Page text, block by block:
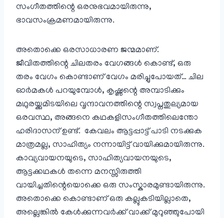
സംഗീതത്തിന്റെ ഒരനുഭവമായിരുന്നു,
ഭാവസംക്രമണമായിരുന്നു.
അതൊക്കെ ഒരസാധാരണ ജന്മമാണ്.
ജീവിതത്തിന്റെ ചിലതരം വേഗങ്ങൾ കൊണ്ട്, ഒരു
തരം വേഗം കൊണ്ടാണ് വേഗം മരിച്ചുപോയത്… ചില
ഓർമകൾ പറയുമ്പോൾ, കൃഷ്ണന്റെ അമ്പാടിക്കും
മഥുരയ്ക്കുമിടയിലെ വൃന്ദാവനത്തിന്റെ സ്വപ്നതുല്യമായ
ഒരവസ്ഥ, അങ്ങനെ കഥകളിസംഗീതത്തിലെന്തോ
ഹരിദാസന് ഉണ്ട്. കേവലം ആട്ടപ്പാട്ട് പാടി നടക്കുക
മാത്രമല്ല, സാഹിത്യം നന്നായിട്ട് വായിക്കുമായിരുന്നു.
കാവ്യവായനയുടെ, സാഹിത്യവായനയുടെ,
ആട്ടക്കഥകൾ തന്നെ മനസ്സിരുത്തി
വായിച്ചതിന്റെയൊക്കെ ഒരു സംസ്കാരമുണ്ടായിരുന്നു.
അതൊക്കെ കൊണ്ടാണ് ഒരു കല്ലുകടിയില്ലാതെ,
അല്ലെങ്കിൽ കേൾക്കുന്നവർക്ക് വാക്ക് മുറുഞ്ഞുപോയി